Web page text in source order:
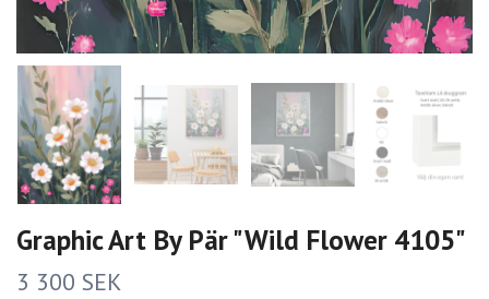
Graphic Art By Pär "Wild Flower 4105"
3 300 SEK